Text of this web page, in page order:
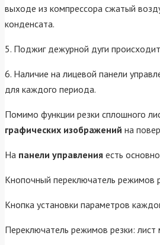
выходе из компрессора сжатый
конденсата.
5. Поджиг дежурной дуги происходит
6. Наличие на лицевой панели
для каждого периода.
Помимо функции резки сплошного
графических изображений на
На панели управления есть
Кнопочный переключатель режимов
Кнопка установки параметров
Переключатель режимов резки: